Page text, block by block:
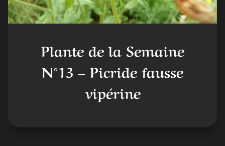
Plante de la Semaine
N°13 – Picride fausse
vipérine